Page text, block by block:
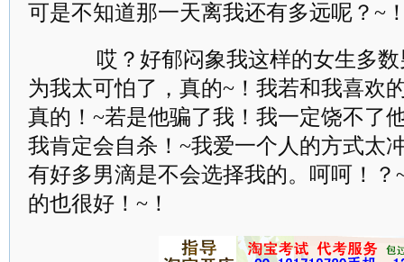
可是不知道那一天离我还有多远呢？~
哎？好郁闷象我这样的女生多数
为我太可怕了，真的~！我若和我喜欢
真的！~若是他骗了我！我一定饶不了
我肯定会自杀！~我爱一个人的方式太
有好多男滴是不会选择我的。呵呵！
的也很好！~！